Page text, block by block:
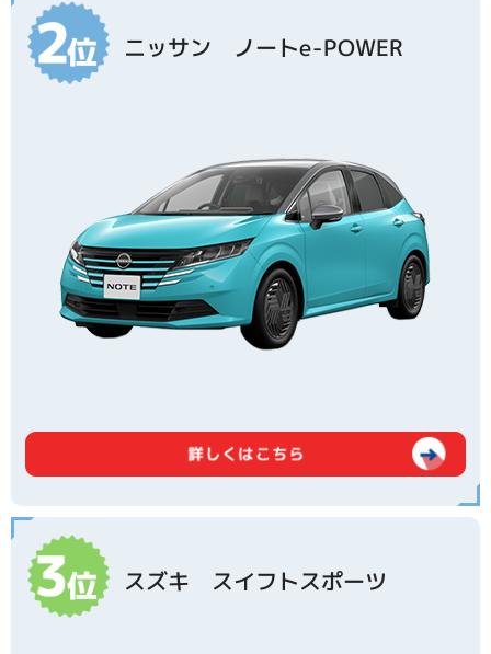
ニッサン ノートe-POWER
スズキ スイフトスポーツ